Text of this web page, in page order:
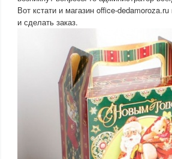
Вот кстати и магазин office-
и сделать заказ.